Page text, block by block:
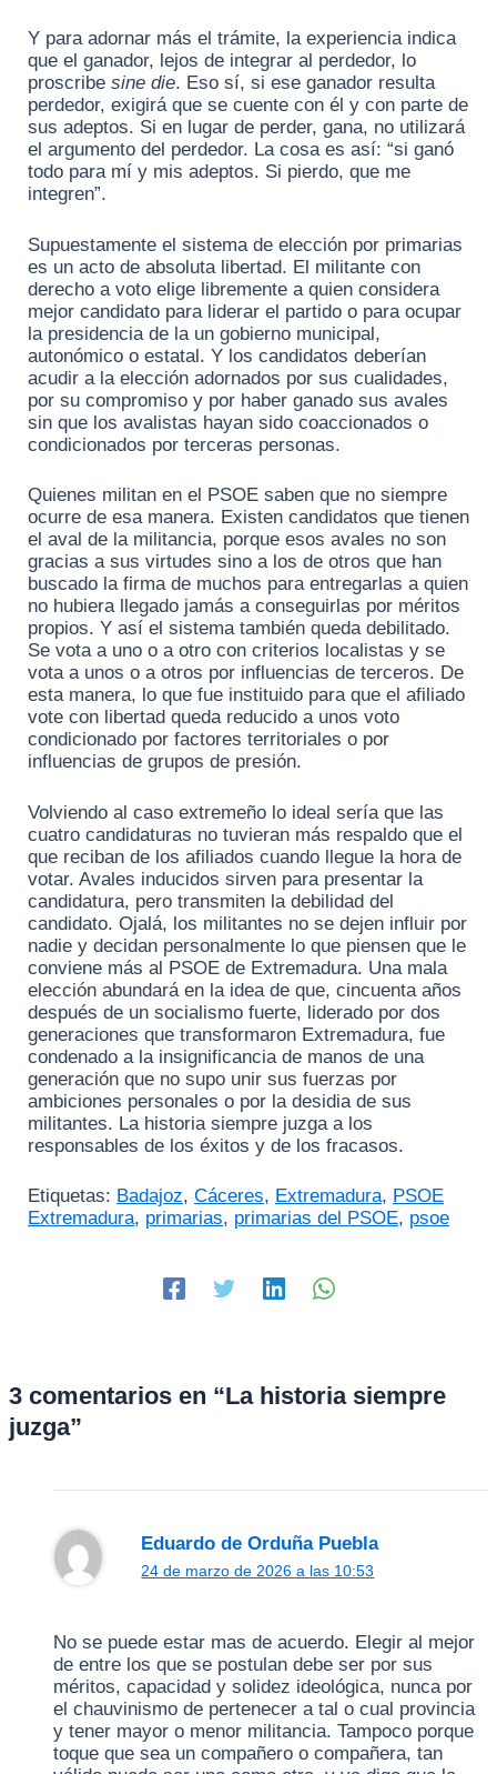
Y para adornar más el trámite, la experiencia indica
que el ganador, lejos de integrar al perdedor, lo
proscribe sine die. Eso sí, si ese ganador resulta
perdedor, exigirá que se cuente con él y con parte de
sus adeptos. Si en lugar de perder, gana, no utilizará
el argumento del perdedor. La cosa es así: “si ganó
todo para mí y mis adeptos. Si pierdo, que me
integren”.
Supuestamente el sistema de elección por primarias
es un acto de absoluta libertad. El militante con
derecho a voto elige libremente a quien considera
mejor candidato para liderar el partido o para ocupar
la presidencia de la un gobierno municipal,
autonómico o estatal. Y los candidatos deberían
acudir a la elección adornados por sus cualidades,
por su compromiso y por haber ganado sus avales
sin que los avalistas hayan sido coaccionados o
condicionados por terceras personas.
Quienes militan en el PSOE saben que no siempre
ocurre de esa manera. Existen candidatos que tienen
el aval de la militancia, porque esos avales no son
gracias a sus virtudes sino a los de otros que han
buscado la firma de muchos para entregarlas a quien
no hubiera llegado jamás a conseguirlas por méritos
propios. Y así el sistema también queda debilitado.
Se vota a uno o a otro con criterios localistas y se
vota a unos o a otros por influencias de terceros. De
esta manera, lo que fue instituido para que el afiliado
vote con libertad queda reducido a unos voto
condicionado por factores territoriales o por
influencias de grupos de presión.
Volviendo al caso extremeño lo ideal sería que las
cuatro candidaturas no tuvieran más respaldo que el
que reciban de los afiliados cuando llegue la hora de
votar. Avales inducidos sirven para presentar la
candidatura, pero transmiten la debilidad del
candidato. Ojalá, los militantes no se dejen influir por
nadie y decidan personalmente lo que piensen que le
conviene más al PSOE de Extremadura. Una mala
elección abundará en la idea de que, cincuenta años
después de un socialismo fuerte, liderado por dos
generaciones que transformaron Extremadura, fue
condenado a la insignificancia de manos de una
generación que no supo unir sus fuerzas por
ambiciones personales o por la desidia de sus
militantes. La historia siempre juzga a los
responsables de los éxitos y de los fracasos.
Etiquetas: Badajoz, Cáceres, Extremadura, PSOE
Extremadura, primarias, primarias del PSOE, psoe
3 comentarios en “La historia siempre
juzga”
Eduardo de Orduña Puebla
24 de marzo de 2026 a las 10:53
No se puede estar mas de acuerdo. Elegir al mejor
de entre los que se postulan debe ser por sus
méritos, capacidad y solidez ideológica, nunca por
el chauvinismo de pertenecer a tal o cual provincia
y tener mayor o menor militancia. Tampoco porque
toque que sea un compañero o compañera, tan